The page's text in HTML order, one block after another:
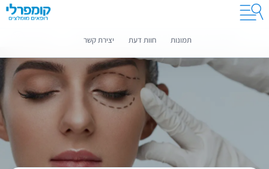
קומפרלי מסייעת לך לבחור רופאים מומלצים
תמונות חוות דעת יצירת קשר